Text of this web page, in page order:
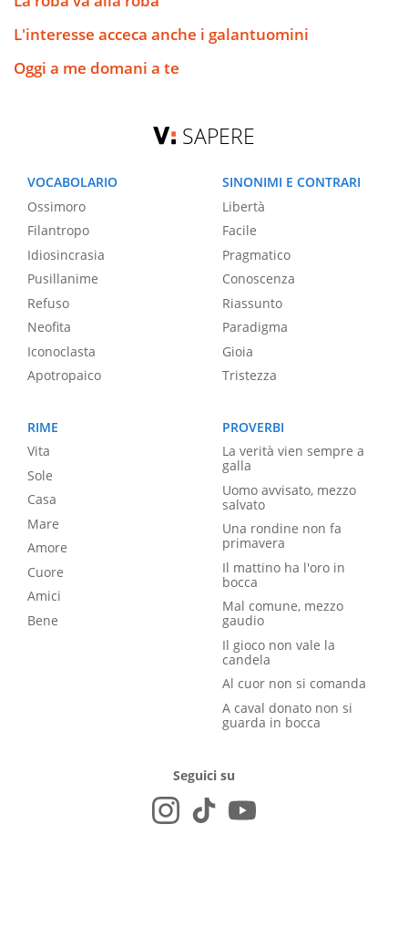
L'interesse acceca anche i galantuomini
Oggi a me domani a te
SAPERE
VOCABOLARIO
Ossimoro
Filantropo
Idiosincrasia
Pusillanime
Refuso
Neofita
Iconoclasta
Apotropaico
SINONIMI E CONTRARI
Libertà
Facile
Pragmatico
Conoscenza
Riassunto
Paradigma
Gioia
Tristezza
RIME
Vita
Sole
Casa
Mare
Amore
Cuore
Amici
Bene
PROVERBI
La verità vien sempre a
galla
Uomo avvisato, mezzo
salvato
Una rondine non fa
primavera
Il mattino ha l'oro in
bocca
Mal comune, mezzo
gaudio
Il gioco non vale la
candela
Al cuor non si comanda
A caval donato non si
guarda in bocca
Seguici su